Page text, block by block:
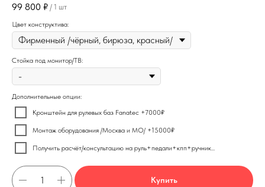
99 800 ₽ / 1 шт
Цвет конструктива:
Стойка под монитор/ТВ:
Дополнительные опции:
Кронштейн для рулевых баз Fanatec +7000₽
Монтаж оборудования /Москва и МО/ +15000₽
Получить расчёт/консультацию на руль+педали+кпп+ручник...
Купить